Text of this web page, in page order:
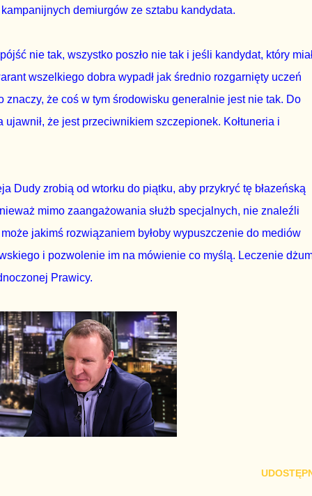
demiurgów ze sztabu kandydata.
nie tak, wszystko poszło nie tak i jeśli kandydat, który
wszelkiego dobra wypadł jak średnio rozgarnięty uczeń
znaczy, że coś w tym środowisku generalnie jest nie tak. Do
że jest przeciwnikiem szczepionek. Kołtuneria i
Dudy zrobią od wtorku do piątku, aby przykryć tę błazeńską
mimo zaangażowania służb specjalnych, nie znaleźli
jakimś rozwiązaniem byłoby wypuszczenie do mediów
i pozwolenie im na mówienie co myślą. Leczenie
Prawicy.